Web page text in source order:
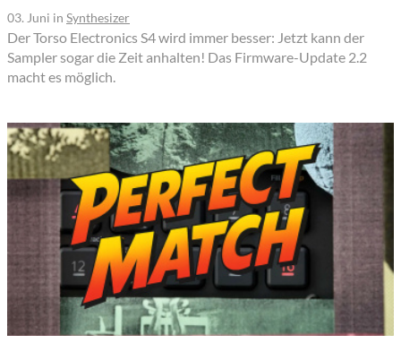
03. Juni in Synthesizer
Der Torso Electronics S4 wird immer besser: Jetzt kann der
Sampler sogar die Zeit anhalten! Das Firmware-Update 2.2
macht es möglich.